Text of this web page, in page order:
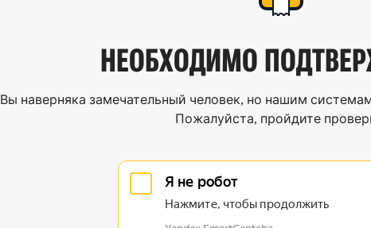
НЕОБХОДИМО
Вы наверняка замечательный человек, но нашим
Пожалуйста, пройдите